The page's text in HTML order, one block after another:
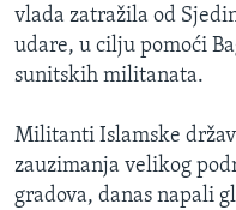
Jezici
vlada zatražila od
udare, u cilju pomoći
sunitskih militanata.
Militanti Islamske
zauzimanja velikog
gradova, danas napali